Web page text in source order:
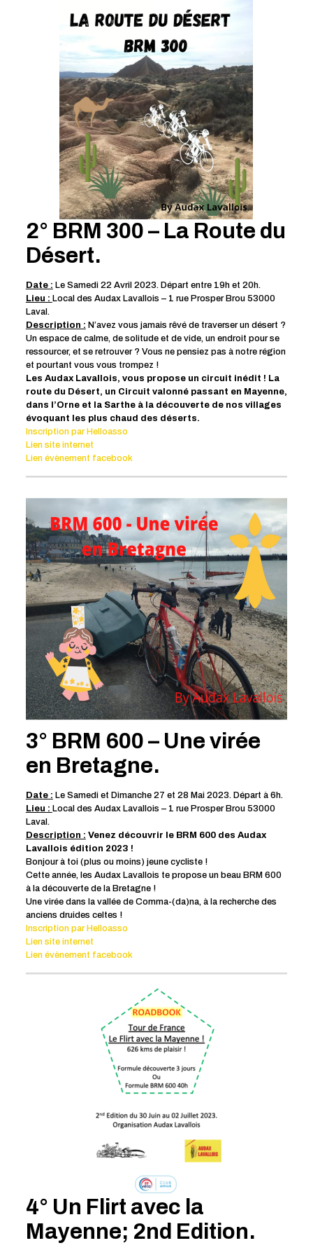
2° BRM 300 – La Route du
Désert.
Date : Le Samedi 22 Avril 2023. Départ entre 19h et 20h.
Lieu : Local des Audax Lavallois – 1 rue Prosper Brou 53000
Laval.
Description : N’avez vous jamais rêvé de traverser un désert ?
Un espace de calme, de solitude et de vide, un endroit pour se
ressourcer, et se retrouver ? Vous ne pensiez pas à notre région
et pourtant vous vous trompez !
Les Audax Lavallois, vous propose un circuit inédit ! La
route du Désert, un Circuit valonné passant en Mayenne,
dans l’Orne et la Sarthe à la découverte de nos villages
évoquant les plus chaud des déserts.
Inscription par Helloasso
Lien site internet
Lien évènement facebook
3° BRM 600 – Une virée
en Bretagne.
Date : Le Samedi et Dimanche 27 et 28 Mai 2023. Départ à 6h.
Lieu : Local des Audax Lavallois – 1 rue Prosper Brou 53000
Laval.
Description : Venez découvrir le BRM 600 des Audax
Lavallois édition 2023 !
Bonjour à toi (plus ou moins) jeune cycliste !
Cette année, les Audax Lavallois te propose un beau BRM 600
à la découverte de la Bretagne !
Une virée dans la vallée de Comma-(da)na, à la recherche des
anciens druides celtes !
Inscription par Helloasso
Lien site internet
Lien évènement facebook
4° Un Flirt avec la
Mayenne; 2nd Edition.